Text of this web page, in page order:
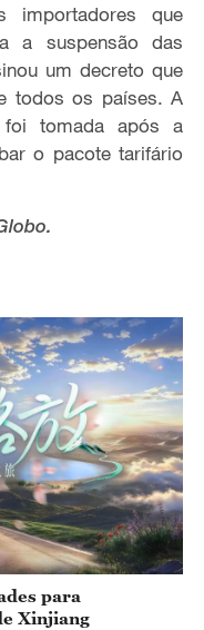
importadores que
a suspensão das
um decreto que
todos os países. A
foi tomada após a
o pacote tarifário
para
Xinjiang